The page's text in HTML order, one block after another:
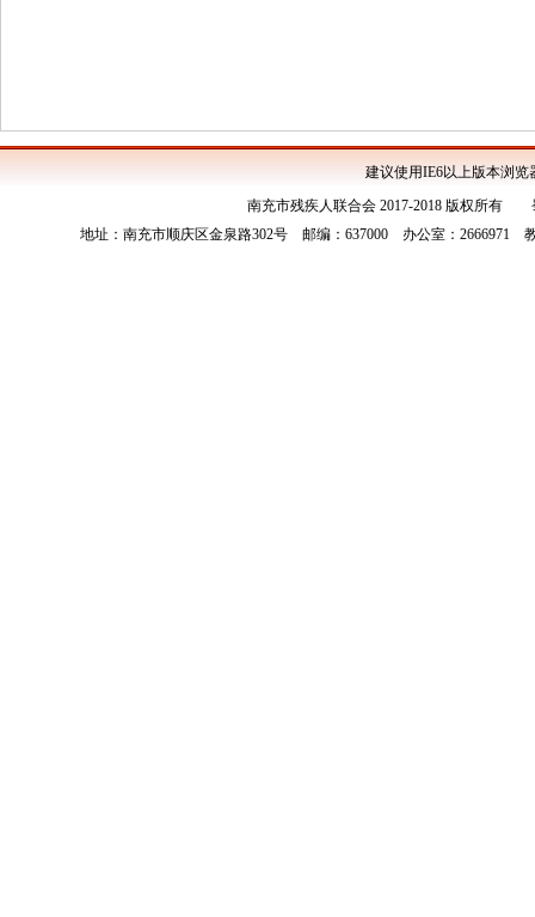
建议使用IE6以上版本浏览
南充市残疾人联合会 2017-2018 版权所有
地址：南充市顺庆区金泉路302号 邮编：637000 办公室：2666971